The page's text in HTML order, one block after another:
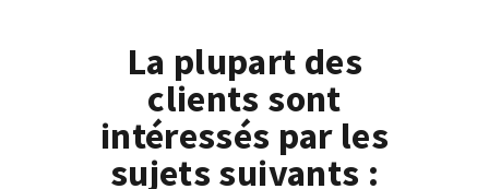
La plupart des
clients sont
intéressés par les
sujets suivants :